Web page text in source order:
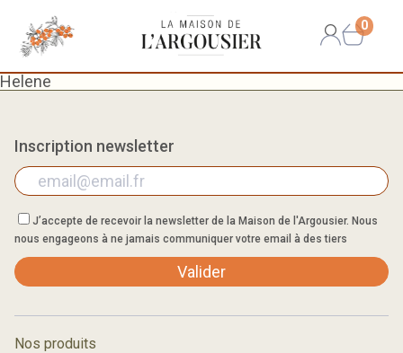
0
Helene
Nos produits
Inscription newsletter
J’accepte de recevoir la newsletter de la Maison de l'Argousier. Nous
nous engageons à ne jamais communiquer votre email à des tiers
Valider